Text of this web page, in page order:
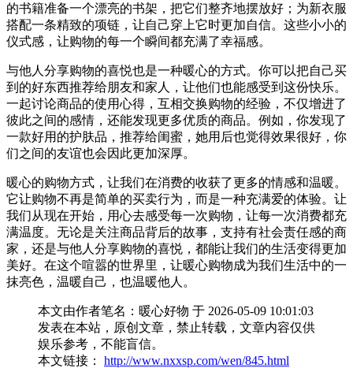
的书籍准备一个漂亮的书架，把它们整齐地摆放好；为新衣服
搭配一条精致的项链，让自己穿上它时更加自信。这些小小的
仪式感，让购物的每一个瞬间都充满了幸福感。
与他人分享购物的喜悦也是一种暖心的方式。你可以把自己买
到的好东西推荐给朋友和家人，让他们也能感受到这份快乐。
一起讨论商品的使用心得，互相交换购物的经验，不仅增进了
彼此之间的感情，还能发现更多优质的商品。例如，你发现了
一款好用的护肤品，推荐给闺蜜，她用后也觉得效果很好，你
们之间的友谊也会因此更加深厚。
暖心的购物方式，让我们在消费的收获了更多的情感和温暖。
它让购物不再是简单的买卖行为，而是一种充满爱的体验。让
我们从现在开始，用心去感受每一次购物，让每一次消费都充
满温度。无论是关注商品背后的故事，支持有社会责任感的商
家，还是与他人分享购物的喜悦，都能让我们的生活变得更加
美好。在这个喧嚣的世界里，让暖心购物成为我们生活中的一
抹亮色，温暖自己，也温暖他人。
本文由作者笔名：暖心好物 于 2026-05-09 10:01:03
发表在本站，原创文章，禁止转载，文章内容仅供
娱乐参考，不能盲信。
本文链接： http://www.nxxsp.com/wen/845.html